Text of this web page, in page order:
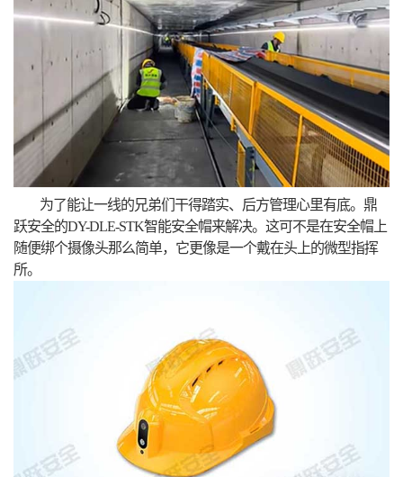
为了能让一线的兄弟们干得踏实、后方管理心里有底。鼎
跃安全的DY-DLE-STK智能安全帽来解决。这可不是在安全帽上
随便绑个摄像头那么简单，它更像是一个戴在头上的微型指挥
所。